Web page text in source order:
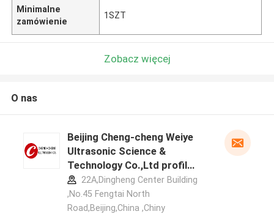
Minimalne
zamówienie
1SZT
Zobacz więcej
O nas
Beijing Cheng-cheng Weiye
Ultrasonic Science &
Technology Co.,Ltd profil
producenta
22A,Dingheng Center Building
,No.45 Fengtai North
Road,Beijing,China ,Chiny